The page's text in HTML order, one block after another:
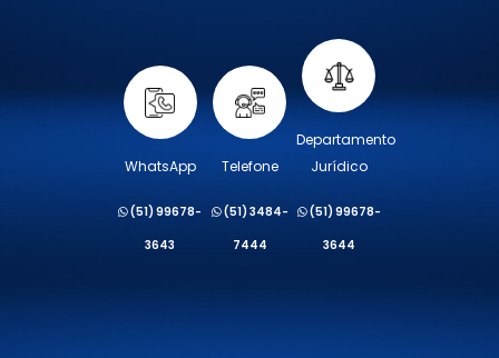
WhatsApp
(51) 99678-
3643
Telefone
(51) 3484-
7444
Departamento
Jurídico
(51) 99678-
3644